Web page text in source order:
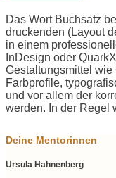
Das Wort Buchsatz
druckenden (Layout
in einem
InDesign oder
Gestaltungsmittel
Farbprofile,
und vor allem der
werden. In der Regel
Deine Mentorinnen
Ursula Hahnenberg